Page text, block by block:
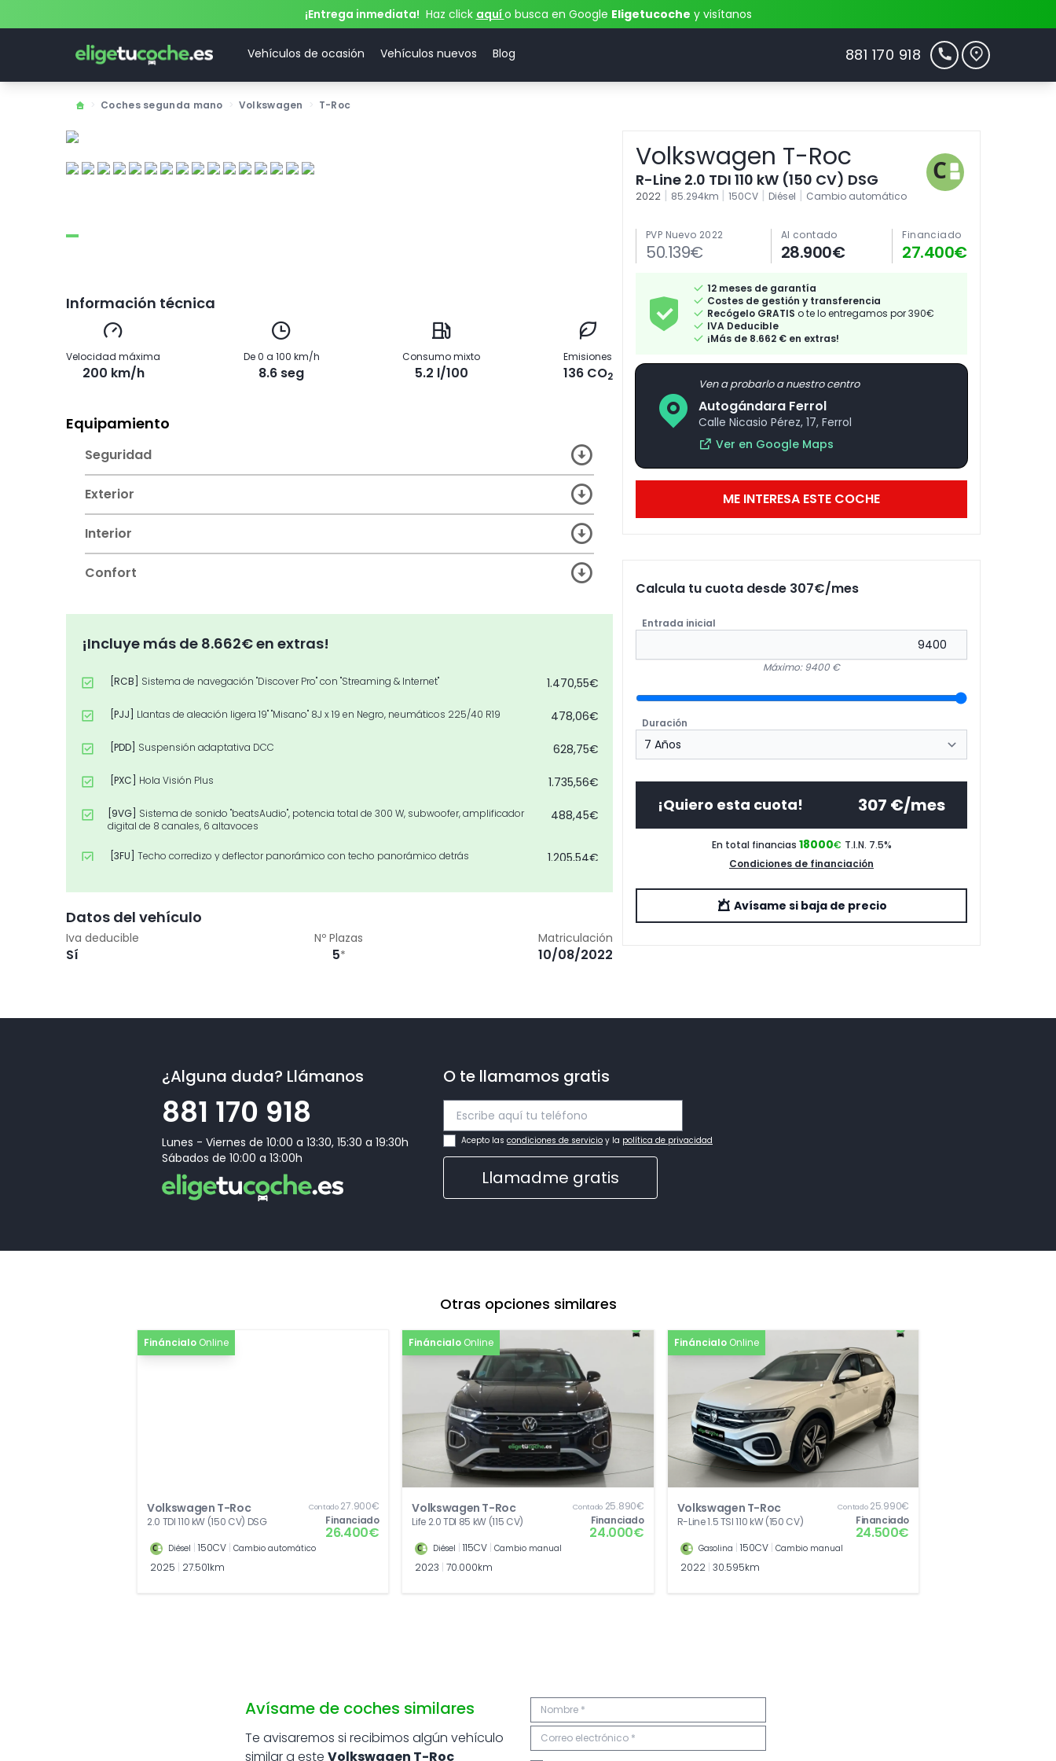
¡Entrega inmediata! Haz click aquío busca en Google Eligetucoche y visítanos
Vehículos de ocasión Vehículos nuevos Blog 881 170 918
Coches segunda mano Volkswagen T-Roc
Información técnica
Velocidad máxima
200 km/h
De 0 a 100 km/h
8.6 seg
Consumo mixto
5.2 l/100
Emisiones
136 CO2
Equipamiento
Seguridad
Exterior
Interior
Confort
¡Incluye más de 8.662€ en extras!
[RCB] Sistema de navegación "Discover Pro" con "Streaming & Internet" 1.470,55€
[PJJ] Llantas de aleación ligera 19" "Misano" 8J x 19 en Negro, neumáticos 225/40 R19 478,06€
[PDD] Suspensión adaptativa DCC 628,75€
[PXC] Hola Visión Plus 1.735,56€
[9VG] Sistema de sonido "beatsAudio", potencia total de 300 W, subwoofer, amplificador
digital de 8 canales, 6 altavoces
488,45€
[3FU] Techo corredizo y deflector panorámico con techo panorámico detrás 1.205,54€
0,00€
[9IJ]Interfaz de teléfono "Comfort" con función de carga por inducción
1.169,16€
[PRA]Rueda de repuesto, peso y espacio reducidos 103,92€
Paquete Easy Open & Close con SAFELOCK 0,00€
Datos del vehículo
Iva deducible
Sí
Nº Plazas
5*
Matriculación
10/08/2022
Volkswagen T-Roc
R-Line 2.0 TDI 110 kW (150 CV) DSG
2022 | 85.294km | 150CV | Diésel | Cambio automático
PVP Nuevo 2022
50.139€
Al contado
28.900€
Financiado
27.400€
12 meses de garantía
Costes de gestión y transferencia
Recógelo GRATIS o te lo entregamos por 390€
IVA Deducible
¡Más de 8.662 € en extras!
Ven a probarlo a nuestro centro
Autogándara Ferrol
Calle Nicasio Pérez, 17, Ferrol
Ver en Google Maps
ME INTERESA ESTE COCHE
Calcula tu cuota desde 307€/mes
Entrada inicial
Máximo: 9400 €
Duración
¡Quiero esta cuota! 307 €/mes
En total financias 18000€ T.I.N. 7.5%
Condiciones de financiación
Avísame si baja de precio
¿Alguna duda? Llámanos
881 170 918
Lunes - Viernes de 10:00 a 13:30, 15:30 a 19:30h
Sábados de 10:00 a 13:00h
O te llamamos gratis
Acepto las condiciones de servicio y la política de privacidad
Llamadme gratis
Otras opciones similares
Fináncialo Online
Volkswagen T-Roc
2.0 TDI 110 kW (150 CV) DSG
Contado27.900€
Financiado
26.400€
Diésel 150CV Cambio automático
2025 27.501km
Fináncialo Online
Volkswagen T-Roc
Life 2.0 TDI 85 kW (115 CV)
Contado 25.890€
Financiado
24.000€
Diésel 115CV Cambio manual
2023 70.000km
FináncialoOnline
Volkswagen T-Roc
R-Line 1.5 TSI 110 kW (150 CV)
Contado25.990€
Financiado
24.500€
Gasolina 150CV Cambio manual
2022 30.595km
Avísame de coches similares
Te avisaremos si recibimos algún vehículo
similar a este Volkswagen T-Roc